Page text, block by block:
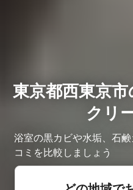
東京都西東京市
クリ
浴室の黒カビや水垢、石
コミを比較しましょう